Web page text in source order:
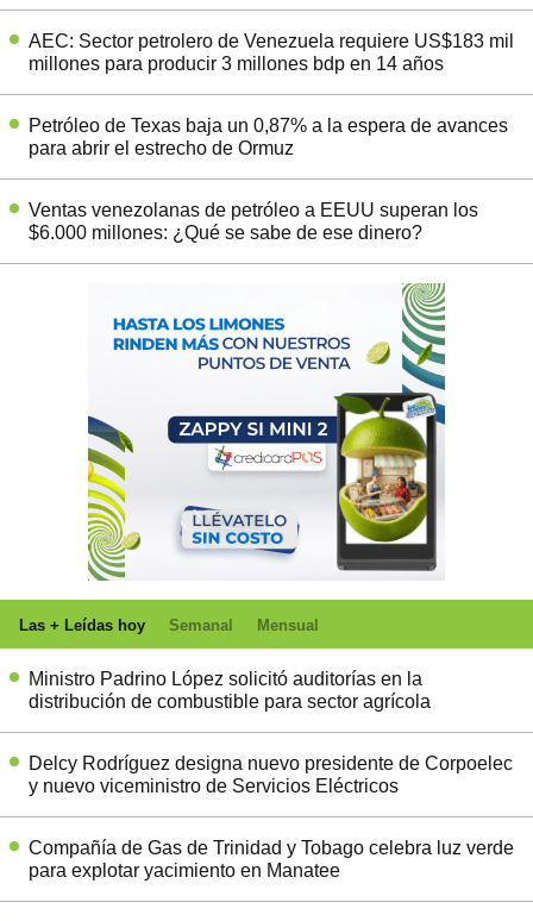
AEC: Sector petrolero de Venezuela requiere US$183 mil
millones para producir 3 millones bdp en 14 años
Petróleo de Texas baja un 0,87% a la espera de avances
para abrir el estrecho de Ormuz
Ventas venezolanas de petróleo a EEUU superan los
$6.000 millones: ¿Qué se sabe de ese dinero?
Las + Leídas hoy Semanal Mensual
Ministro Padrino López solicitó auditorías en la
distribución de combustible para sector agrícola
Delcy Rodríguez designa nuevo presidente de Corpoelec
y nuevo viceministro de Servicios Eléctricos
Compañía de Gas de Trinidad y Tobago celebra luz verde
para explotar yacimiento en Manatee